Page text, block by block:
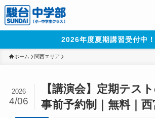
2026年度夏期講習受付中！
ホーム 関西エリア
【講演会】定期テス
事前予約制｜無料｜
2026
4/06